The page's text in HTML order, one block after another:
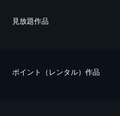
⾒放題作品
ポイント（レンタル）作品